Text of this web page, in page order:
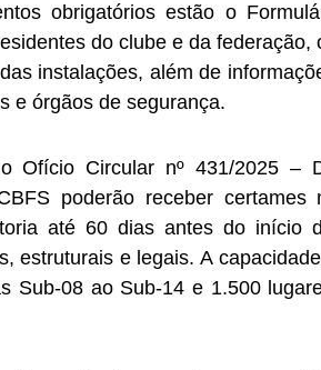
obrigatórios estão o
do clube e da
instalações, além de
e órgãos de segurança.
Ofício Circular nº 431/2025 –
poderão receber certames
até 60 dias antes do início
estruturais e legais. A
Sub-08 ao Sub-14 e 1.500